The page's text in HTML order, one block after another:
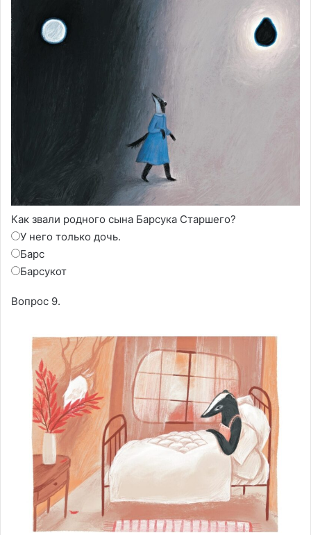
Как звали родного сына Барсука Старшего?
У него только дочь.
Барс
Барсукот
Вопрос 9.